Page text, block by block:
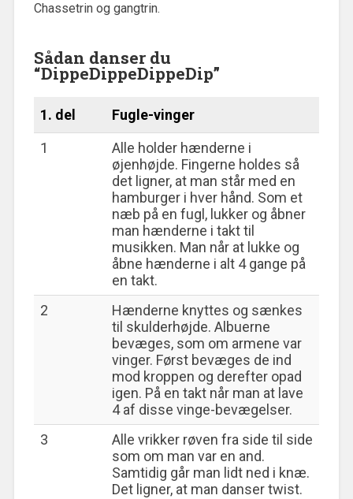
Chassetrin og gangtrin.
Sådan danser du
“DippeDippeDippeDip”
1. del
Fugle-vinger
1
Alle holder hænderne i
øjenhøjde. Fingerne holdes så
det ligner, at man står med en
hamburger i hver hånd. Som et
næb på en fugl, lukker og åbner
man hænderne i takt til
musikken. Man når at lukke og
åbne hænderne i alt 4 gange på
en takt.
2
Hænderne knyttes og sænkes
til skulderhøjde. Albuerne
bevæges, som om armene var
vinger. Først bevæges de ind
mod kroppen og derefter opad
igen. På en takt når man at lave
4 af disse vinge-bevægelser.
3
Alle vrikker røven fra side til side
som om man var en and.
Samtidig går man lidt ned i knæ.
Det ligner, at man danser twist.